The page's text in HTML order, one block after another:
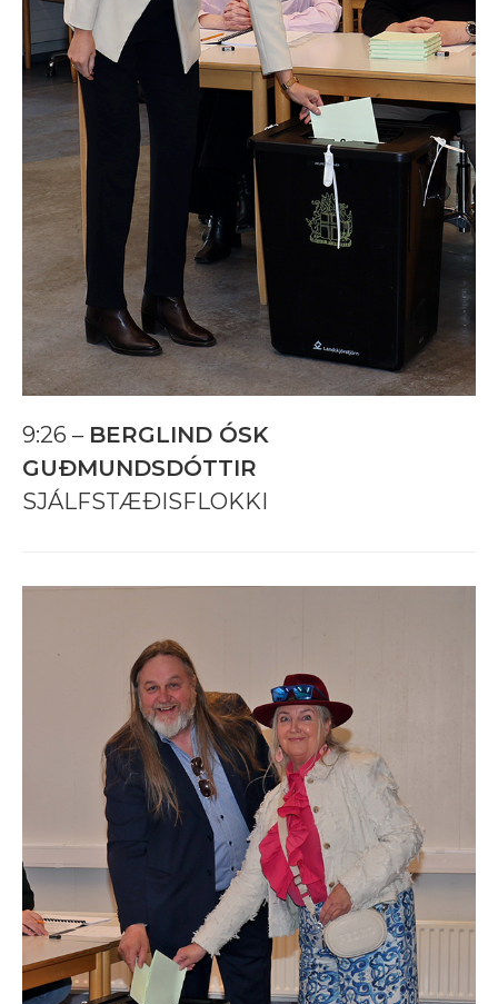
9:26 – BERGLIND ÓSK
GUÐMUNDSDÓTTIR
SJÁLFSTÆÐISFLOKKI